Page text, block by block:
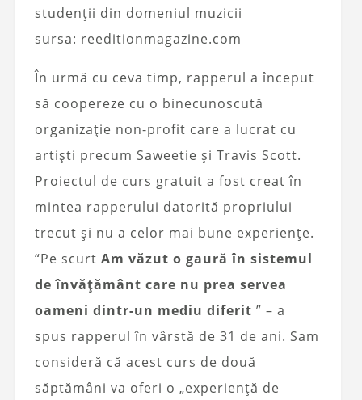
studenții din domeniul muzicii
sursa: reeditionmagazine.com
În urmă cu ceva timp, rapperul a început
să coopereze cu o binecunoscută
organizație non-profit care a lucrat cu
artiști precum Saweetie și Travis Scott.
Proiectul de curs gratuit a fost creat în
mintea rapperului datorită propriului
trecut și nu a celor mai bune experiențe.
“Pe scurt Am văzut o gaură în sistemul
de învățământ care nu prea servea
oameni dintr-un mediu diferit ” – a
spus rapperul în vârstă de 31 de ani. Sam
consideră că acest curs de două
săptămâni va oferi o „experiență de